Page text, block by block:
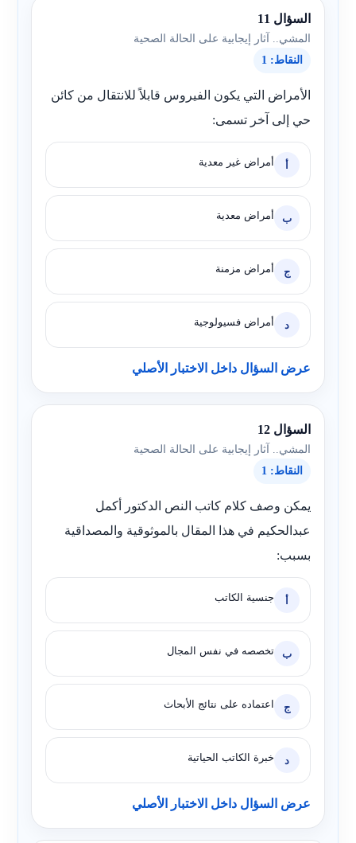
السؤال 11
المشي.. آثار إيجابية على الحالة الصحية
النقاط: 1
الأمراض التي يكون الفيروس قابلاً للانتقال من كائن
حي إلى آخر تسمى:
أ أمراض غير معدية
ب أمراض معدية
ج أمراض مزمنة
د أمراض فسيولوجية
عرض السؤال داخل الاختبار الأصلي
السؤال 12
المشي.. آثار إيجابية على الحالة الصحية
النقاط: 1
يمكن وصف كلام كاتب النص الدكتور أكمل
عبدالحكيم في هذا المقال بالموثوقية والمصداقية
بسبب:
أ جنسية الكاتب
ب تخصصه في نفس المجال
ج اعتماده على نتائج الأبحاث
د خبرة الكاتب الحياتية
عرض السؤال داخل الاختبار الأصلي